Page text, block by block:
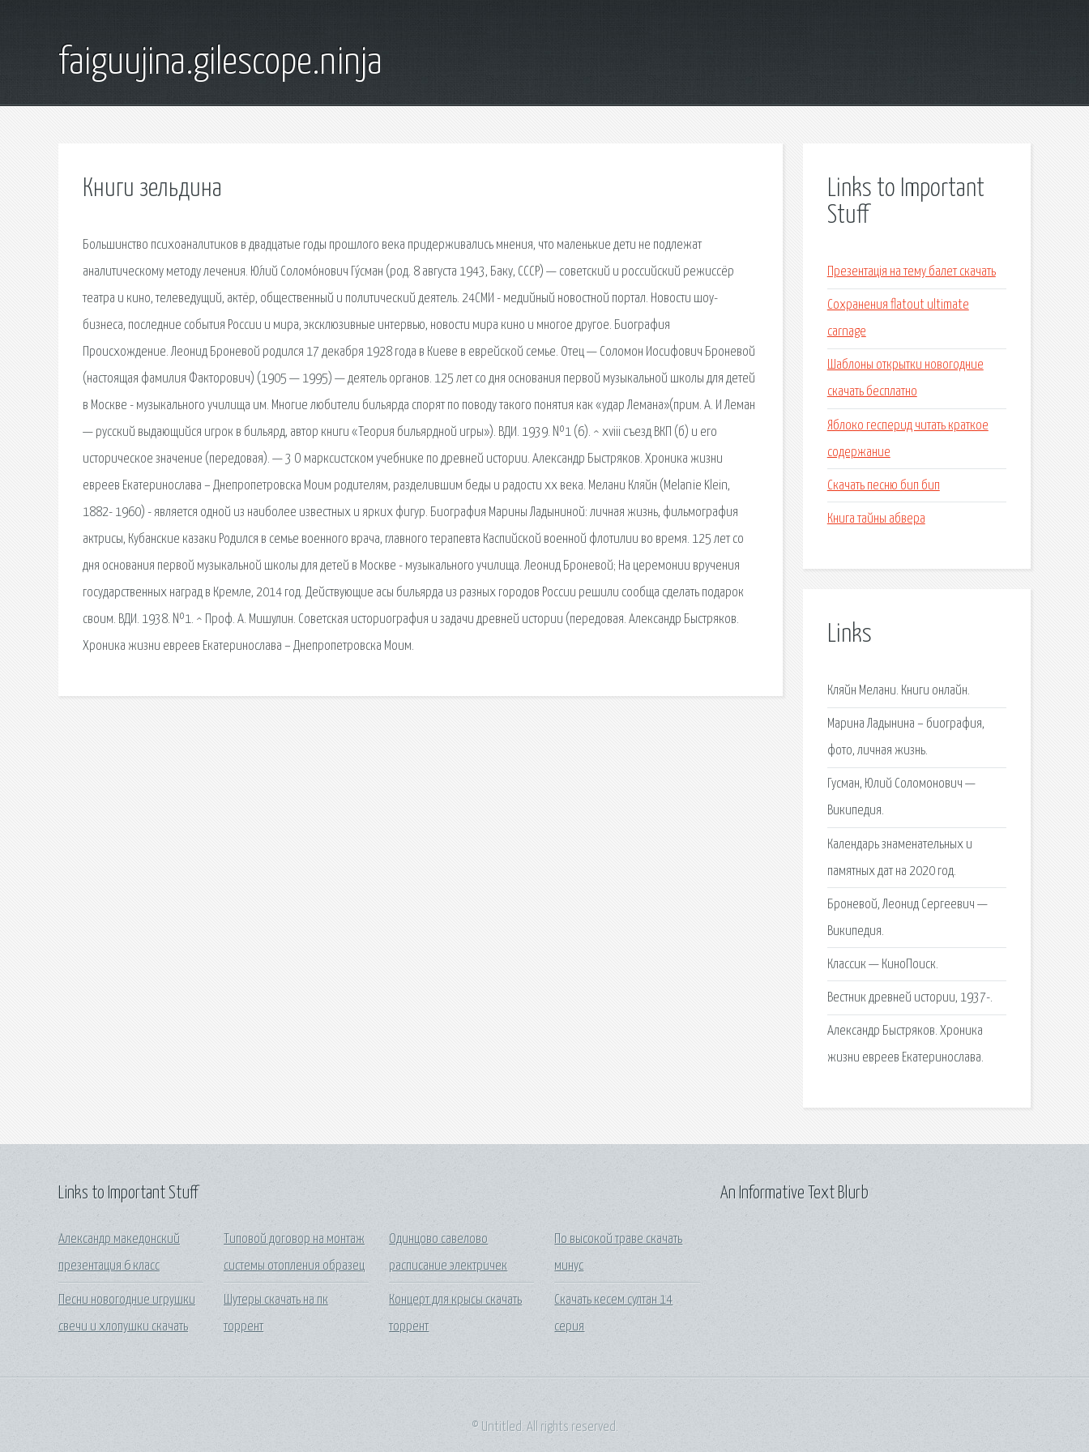
faiguujina.gilescope.ninja
Книги зельдина
Большинство психоаналитиков в двадцатые годы прошлого века придерживались мнения, что маленькие дети не подлежат
аналитическому методу лечения. Ю́лий Соломо́нович Гу́сман (род. 8 августа 1943, Баку, СССР) — советский и российский режиссёр
театра и кино, телеведущий, актёр, общественный и политический деятель. 24СМИ - медийный новостной портал. Новости шоу-
бизнеса, последние события России и мира, эксклюзивные интервью, новости мира кино и многое другое. Биография
Происхождение. Леонид Броневой родился 17 декабря 1928 года в Киеве в еврейской семье. Отец — Соломон Иосифович Броневой
(настоящая фамилия Факторович) (1905 — 1995) — деятель органов. 125 лет со дня основания первой музыкальной школы для детей
в Москве - музыкального училища им. Многие любители бильярда спорят по поводу такого понятия как «удар Лемана»(прим. А. И Леман
— русский выдающийся игрок в бильярд, автор книги «Теория бильярдной игры»). ВДИ. 1939. №1 (6). ^ xviii съезд ВКП (б) и его
историческое значение (передовая). — 3 О марксистском учебнике по древней истории. Александр Быстряков. Хроника жизни
евреев Екатеринослава – Днепропетровска Моим родителям, разделившим беды и радости xx века. Мелани Кляйн (Melanie Klein,
1882- 1960) - является одной из наиболее известных и ярких фигур. Биография Марины Ладыниной: личная жизнь, фильмография
актрисы, Кубанские казаки Родился в семье военного врача, главного терапевта Каспийской военной флотилии во время. 125 лет со
дня основания первой музыкальной школы для детей в Москве - музыкального училища. Леонид Броневой; На церемонии вручения
государственных наград в Кремле, 2014 год. Действующие асы бильярда из разных городов России решили сообща сделать подарок
своим. ВДИ. 1938. №1. ^ Проф. А. Мишулин. Советская историография и задачи древней истории (передовая. Александр Быстряков.
Хроника жизни евреев Екатеринослава – Днепропетровска Моим.
Links to Important
Stuff
Презентація на тему балет скачать
Сохранения flatout ultimate
carnage
Шаблоны открытки новогодние
скачать бесплатно
Яблоко гесперид читать краткое
содержание
Скачать песню бип бип
Книга тайны абвера
Links
Кляйн Мелани. Книги онлайн.
Марина Ладынина – биография,
фото, личная жизнь.
Гусман, Юлий Соломонович —
Википедия.
Календарь знаменательных и
памятных дат на 2020 год.
Броневой, Леонид Сергеевич —
Википедия.
Классик — КиноПоиск.
Вестник древней истории, 1937-.
Александр Быстряков. Хроника
жизни евреев Екатеринослава.
Links to Important Stuff
Александр македонский
презентация 6 класс
Песни новогодние игрушки
свечи и хлопушки скачать
Типовой договор на монтаж
системы отопления образец
Шутеры скачать на пк
торрент
Одинцово савелово
расписание электричек
Концерт для крысы скачать
торрент
По высокой траве скачать
минус
Скачать кесем султан 14
серия
An Informative Text Blurb
© Untitled. All rights reserved.